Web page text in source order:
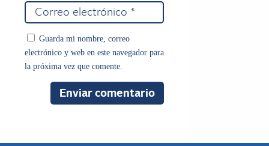
Guarda mi nombre, correo
electrónico y web en este navegador para
la próxima vez que comente.